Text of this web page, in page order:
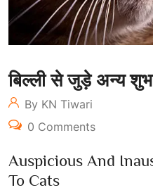
बिल्ली से जुड़े अन्य
By KN Tiwari
0 Comments
Auspicious And
To Cats